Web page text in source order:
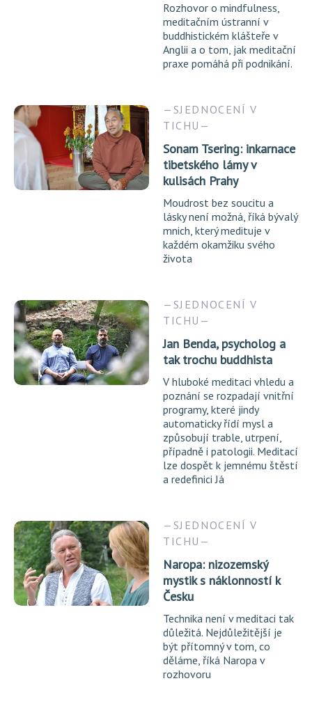
Rozhovor o mindfulness,
meditačním ústranní v
buddhistickém klášteře v
Anglii a o tom, jak meditační
praxe pomáhá při podnikání.
SJEDNOCENÍ V
TICHU
Sonam Tsering: inkarnace
tibetského lámy v
kulisách Prahy
Moudrost bez soucitu a
lásky není možná, říká bývalý
mnich, který medituje v
každém okamžiku svého
života
SJEDNOCENÍ V
TICHU
Jan Benda, psycholog a
tak trochu buddhista
V hluboké meditaci vhledu a
poznání se rozpadají vnitřní
programy, které jindy
automaticky řídí mysl a
způsobují trable, utrpení,
případně i patologii. Meditací
lze dospět k jemnému štěstí
a redefinici Já
SJEDNOCENÍ V
TICHU
Naropa: nizozemský
mystik s náklonností k
Česku
Technika není v meditaci tak
důležitá. Nejdůležitější je
být přítomný v tom, co
děláme, říká Naropa v
rozhovoru